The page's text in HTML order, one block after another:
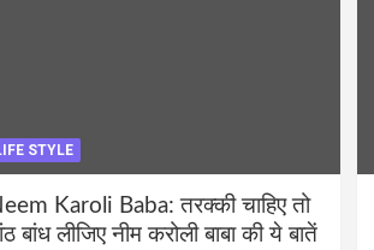
STYLE
Karoli Baba: तरक्की चाहिए तो
बांध लीजिए नीम करोली बाबा की ये बातें